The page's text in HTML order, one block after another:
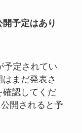
予定はあり
予定されてい
まだ発表さ
確認してくだ
開されると予